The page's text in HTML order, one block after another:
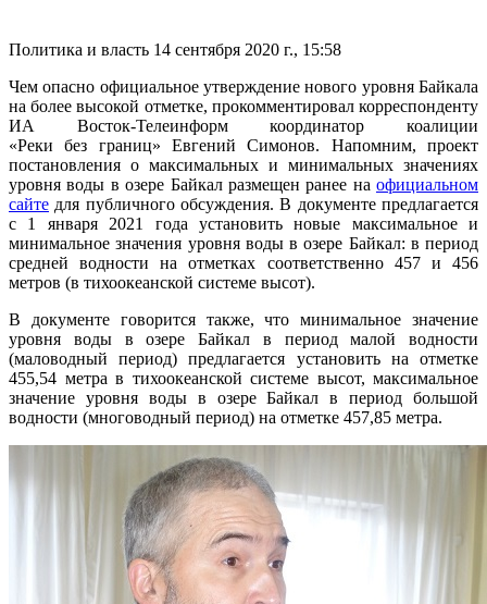
Политика и власть 14 сентября 2020 г., 15:58
Чем опасно официальное утверждение нового уровня Байкала
на более высокой отметке, прокомментировал корреспонденту
ИА Восток-Телеинформ координатор коалиции
«Реки без границ» Евгений Симонов. Напомним, проект
постановления о максимальных и минимальных значениях
уровня воды в озере Байкал размещен ранее на официальном
сайте для публичного обсуждения. В документе предлагается
с 1 января 2021 года установить новые максимальное и
минимальное значения уровня воды в озере Байкал: в период
средней водности на отметках соответственно 457 и 456
метров (в тихоокеанской системе высот).
В документе говорится также, что минимальное значение
уровня воды в озере Байкал в период малой водности
(маловодный период) предлагается установить на отметке
455,54 метра в тихоокеанской системе высот, максимальное
значение уровня воды в озере Байкал в период большой
водности (многоводный период) на отметке 457,85 метра.